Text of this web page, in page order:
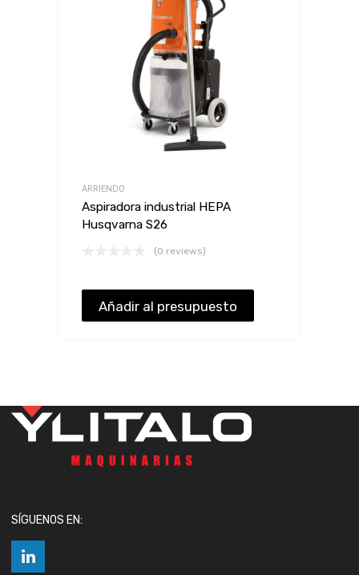
ARRIENDO
Aspiradora industrial HEPA
Husqvarna S26
(0 reviews)
Añadir al presupuesto
SÍGUENOS EN: